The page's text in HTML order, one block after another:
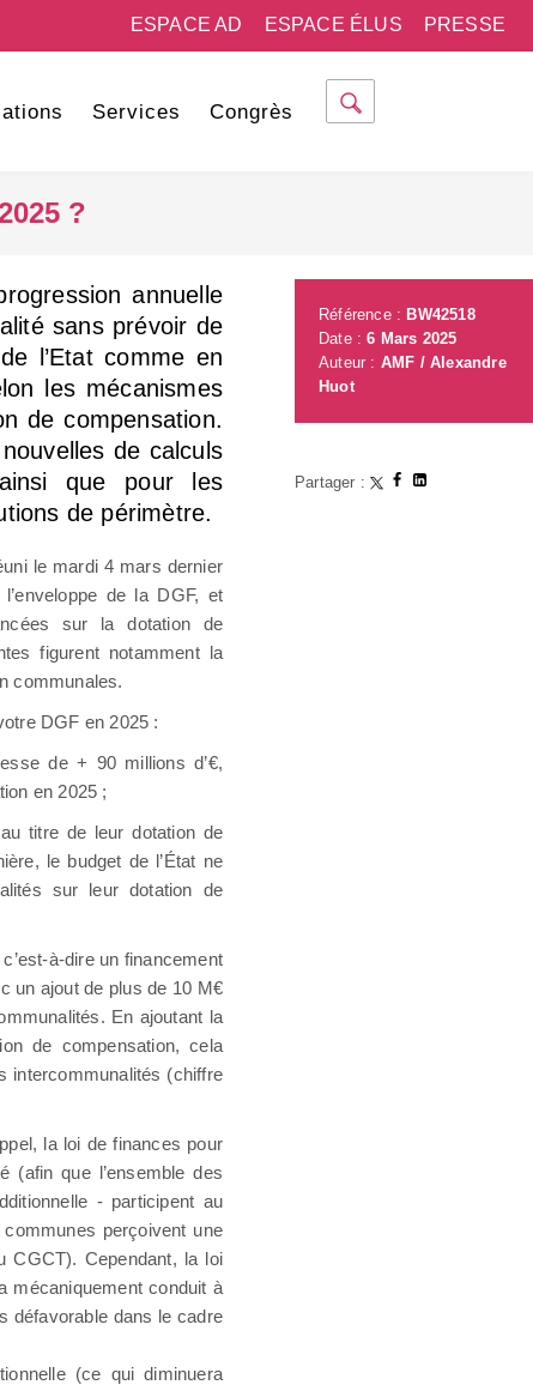
PRESSE
ESPACE ÉLUS
ESPACE AD
Services Congrès
?
annuelle
sans prévoir de
l’Etat comme en
les mécanismes
de compensation.
de calculs
que pour les
de périmètre.
le mardi 4 mars dernier
de la DGF, et
sur la dotation de
figurent notamment la
communales.
DGF en 2025 :
de + 90 millions d’€,
en 2025 ;
titre de leur dotation de
le budget de l’État ne
sur leur dotation de
à-dire un financement
un ajout de plus de 10 M€
En ajoutant la
de compensation, cela
intercommunalités (chiffre
la loi de finances pour
(afin que l’ensemble des
- participent au
perçoivent une
CGCT). Cependant, la loi
mécaniquement conduit à
défavorable dans le cadre
(ce qui diminuera
Référence : BW42518
Date :6 Mars 2025
Auteur : AMF / Alexandre
Huot
Partager :